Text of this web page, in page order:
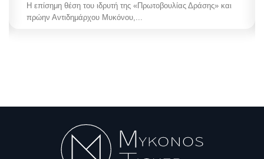
Η επίσημη θέση του ιδρυτή της «Πρωτοβουλίας Δράσης» και
πρώην Αντιδημάρχου Μυκόνου,...